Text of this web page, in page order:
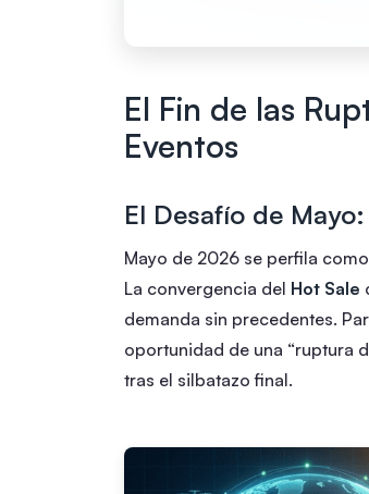
El Fin de las
Eventos
El Desafío de
Mayo de 2026 se perfila
La convergencia del Hot Sale
demanda sin precedentes.
oportunidad de una “ruptura
tras el silbatazo final.